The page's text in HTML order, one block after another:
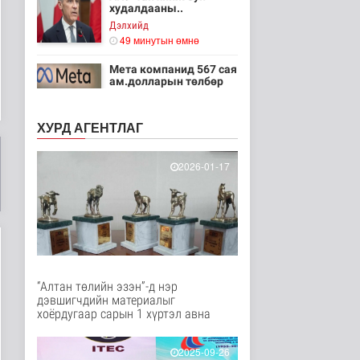
худалдааны..
Дэлхийд
49 минутын өмнө
Мета компанид 567 сая
ам.долларын төлбөр
1 цаг 20 минутын өмнө
Ирэх 10 хоногт цаг
агаар ямар байх вэ
2 цаг 41 минутын өмнө
“Нүүрс пиролизийн
үйлдвэр”-ийг төр,
хувийн хэвшл..
2 цаг 57 минутын өмнө
Цэнхэр бүсэд гал
хариу арга хэ..
ХУРД АГЕНТЛАГ
2026-01-17
“Алтан төлийн эзэн”-д нэр
дэвшигчдийн материалыг
хоёрдугаар сарын 1 хүртэл авна
2025-09-26